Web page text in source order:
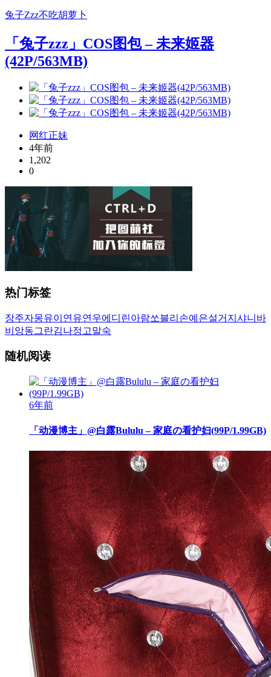
兔子Zzz不吃胡萝卜
「兔子zzz」COS图包 – 未来姬器
(42P/563MB)
网红正妹
4年前
1,202
0
热门标签
장주자몽유이 연유연우에디린아람쏘블리 손예은설거지 샤니 바
비앙동그란김나정 고말숙
随机阅读
6年前
「动漫博主」@白露Bululu – 家庭の看护妇(99P/1.99GB)